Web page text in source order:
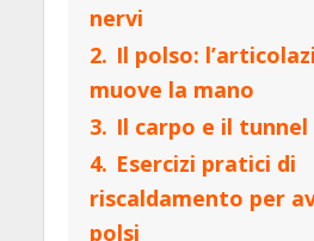
nervi
2. Il polso:
muove la mano
3. Il carpo e il tunnel
4. Esercizi pratici di
riscaldamento per
polsi